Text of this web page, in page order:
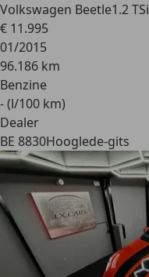
Volkswagen Beetle1.2 TSi
€ 11.995
01/2015
96.186 km
Benzine
- (l/100 km)
Dealer
BE 8830Hooglede-gits